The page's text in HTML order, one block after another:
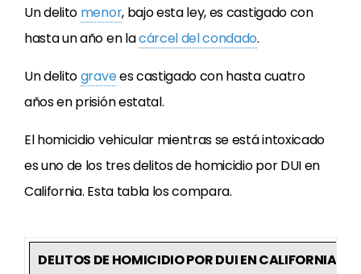
Un delito menor, bajo esta ley, es castigado con
hasta un año en lacárcel del condado.
Un delitogravees castigado con hasta cuatro
años en prisión estatal.
El homicidio vehicular mientras se está intoxicado
es uno de los tres delitos de homicidio por DUI en
California. Esta tabla los compara.
DELITOS DE HOMICIDIO POR DUI EN CALIFORNIA